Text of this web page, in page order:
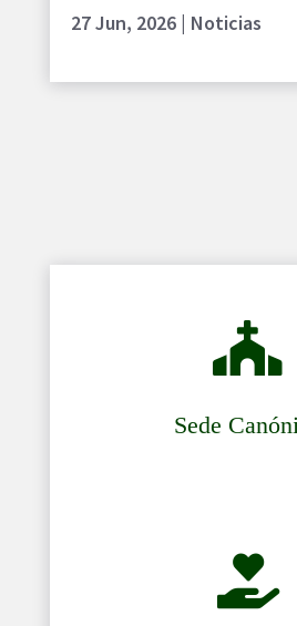
27 Jun, 2026| Noticias

Sede
